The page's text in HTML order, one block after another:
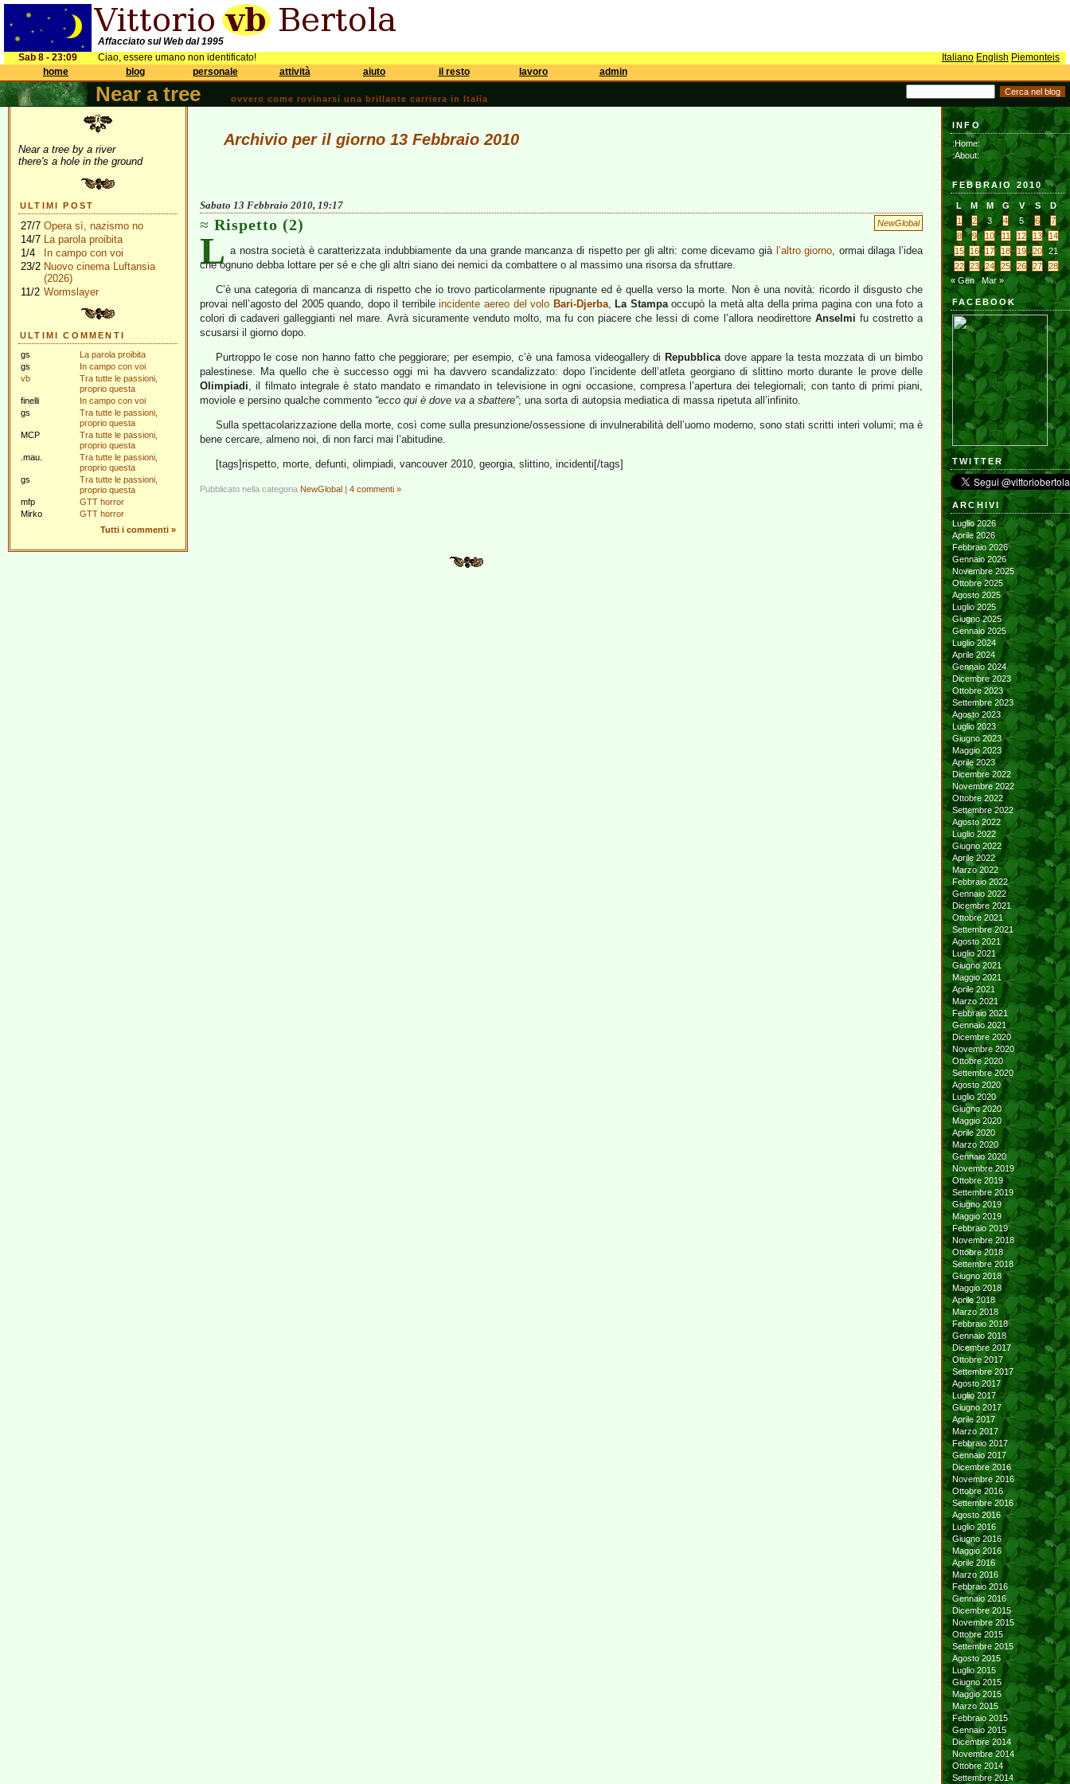
Affacciato sul Web dal 1995
Sab 8 - 23:09
Ciao, essere umano non identificato! Italiano English Piemonteis
home
blog personale attività aiuto il resto lavoro admin
Near a tree ovvero come rovinarsi una brillante carriera in Italia
Near a tree by a river
there's a hole in the ground
ULTIMI POST
27/7 Opera sì, nazismo no
14/7 La parola proibita
1/4
In campo con voi
23/2 Nuovo cinema Luftansia
(2026)
11/2 Wormslayer
ULTIMI COMMENTI
gs
La parola proibita
gs
In campo con voi
vb
Tra tutte le passioni,
proprio questa
finelli
In campo con voi
gs
Tra tutte le passioni,
proprio questa
MCP
Tra tutte le passioni,
proprio questa
.mau.
Tra tutte le passioni,
proprio questa
gs
Tra tutte le passioni,
proprio questa
mfp
GTT horror
Mirko
GTT horror
Tutti i commenti »
Archivio per il giorno 13 Febbraio 2010
Sabato 13 Febbraio 2010, 19:17
NewGlobal
Rispetto (2)
L a nostra società è caratterizzata indubbiamente da una grande mancanza di rispetto per gli altri: come dicevamo già l’altro giorno, ormai dilaga l’idea
che ognuno debba lottare per sé e che gli altri siano dei nemici da combattere o al massimo una risorsa da sfruttare.
C’è una categoria di mancanza di rispetto che io trovo particolarmente ripugnante ed è quella verso la morte. Non è una novità: ricordo il disgusto che
provai nell’agosto del 2005 quando, dopo il terribileincidente aereo del volo Bari-Djerba, La Stampaoccupò la metà alta della prima pagina con una foto a
colori di cadaveri galleggianti nel mare. Avrà sicuramente venduto molto, ma fu con piacere che lessi di come l’allora neodirettore Anselmi fu costretto a
scusarsi il giorno dopo.
Purtroppo le cose non hanno fatto che peggiorare; per esempio, c’è una famosa videogallery di Repubblicadove appare la testa mozzata di un bimbo
palestinese. Ma quello che è successo oggi mi ha davvero scandalizzato: dopo l’incidente dell’atleta georgiano di slittino morto durante le prove delle
Olimpiadi, il filmato integrale è stato mandato e rimandato in televisione in ogni occasione, compresa l’apertura dei telegiornali; con tanto di primi piani,
moviole e persino qualche commento “ecco qui è dove va a sbattere”; una sorta di autopsia mediatica di massa ripetuta all’infinito.
Sulla spettacolarizzazione della morte, così come sulla presunzione/ossessione di invulnerabilità dell’uomo moderno, sono stati scritti interi volumi; ma è
bene cercare, almeno noi, di non farci mai l’abitudine.
[tags]rispetto, morte, defunti, olimpiadi, vancouver 2010, georgia, slittino, incidenti[/tags]
Pubblicato nella categoria NewGlobal | 4 commenti »
INFO
:Home:
:About:
FEBBRAIO 2010
L M M G V S
D
1
2 3 4 5 6
7
8
9 10 11 12 13
14
15
16 17 18 19 20
21
22
23 24 25 26 27
28
« Gen
Mar »
FACEBOOK
TWITTER
ARCHIVI
Luglio 2026
Aprile 2026
Febbraio 2026
Gennaio 2026
Novembre 2025
Ottobre 2025
Agosto 2025
Luglio 2025
Giugno 2025
Gennaio 2025
Luglio 2024
Aprile 2024
Gennaio 2024
Dicembre 2023
Ottobre 2023
Settembre 2023
Agosto 2023
Luglio 2023
Giugno 2023
Maggio 2023
Aprile 2023
Dicembre 2022
Novembre 2022
Ottobre 2022
Settembre 2022
Agosto 2022
Luglio 2022
Giugno 2022
Aprile 2022
Marzo 2022
Febbraio 2022
Gennaio 2022
Dicembre 2021
Ottobre 2021
Settembre 2021
Agosto 2021
Luglio 2021
Giugno 2021
Maggio 2021
Aprile 2021
Marzo 2021
Febbraio 2021
Gennaio 2021
Dicembre 2020
Novembre 2020
Ottobre 2020
Settembre 2020
Agosto 2020
Luglio 2020
Giugno 2020
Maggio 2020
Aprile 2020
Marzo 2020
Gennaio 2020
Novembre 2019
Ottobre 2019
Settembre 2019
Giugno 2019
Maggio 2019
Febbraio 2019
Novembre 2018
Ottobre 2018
Settembre 2018
Giugno 2018
Maggio 2018
Aprile 2018
Marzo 2018
Febbraio 2018
Gennaio 2018
Dicembre 2017
Ottobre 2017
Settembre 2017
Agosto 2017
Luglio 2017
Giugno 2017
Aprile 2017
Marzo 2017
Febbraio 2017
Gennaio 2017
Dicembre 2016
Novembre 2016
Ottobre 2016
Settembre 2016
Agosto 2016
Luglio 2016
Giugno 2016
Maggio 2016
Aprile 2016
Marzo 2016
Febbraio 2016
Gennaio 2016
Dicembre 2015
Novembre 2015
Ottobre 2015
Settembre 2015
Agosto 2015
Luglio 2015
Giugno 2015
Maggio 2015
Marzo 2015
Febbraio 2015
Gennaio 2015
Dicembre 2014
Novembre 2014
Ottobre 2014
Settembre 2014